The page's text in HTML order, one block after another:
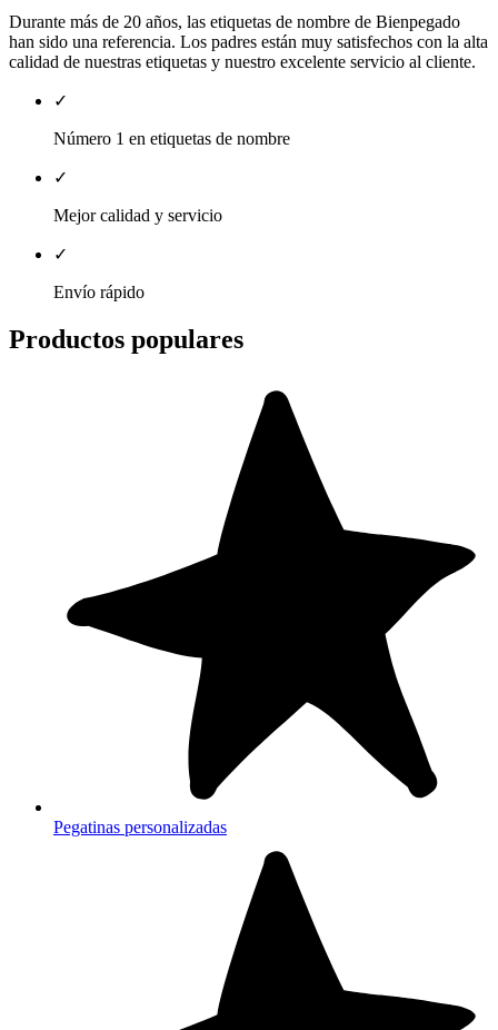
Durante más de 20 años, las etiquetas de nombre de Bienpegado
han sido una referencia. Los padres están muy satisfechos con la alta
calidad de nuestras etiquetas y nuestro excelente servicio al cliente.
✓
Número 1 en etiquetas de nombre
✓
Mejor calidad y servicio
✓
Envío rápido
Productos populares
Pegatinas personalizadas